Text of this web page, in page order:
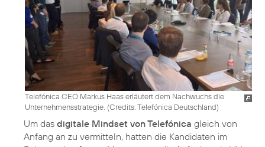
Telefónica CEO Markus Haas erläutert dem Nachwuchs die
Unternehmensstrategie. (Credits: Telefónica Deutschland)
Um das digitale Mindset von Telefónica gleich von
Anfang an zu vermitteln, hatten die Kandidaten im